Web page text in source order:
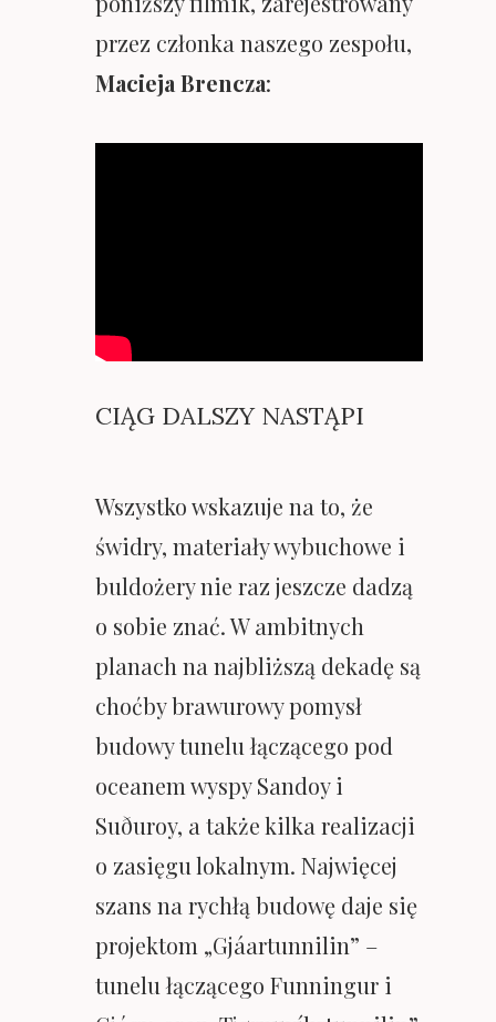
przez członka naszego zespołu,
Macieja Brencza:
CIĄG DALSZY NASTĄPI
Wszystko wskazuje na to, że
świdry, materiały wybuchowe i
buldożery nie raz jeszcze dadzą
o sobie znać. W ambitnych
planach na najbliższą dekadę są
choćby brawurowy pomysł
budowy tunelu łączącego pod
oceanem wyspy Sandoy i
Suðuroy, a także kilka realizacji
o zasięgu lokalnym. Najwięcej
szans na rychłą budowę daje się
projektom „Gjáartunnilin” –
tunelu łączącego Funningur i